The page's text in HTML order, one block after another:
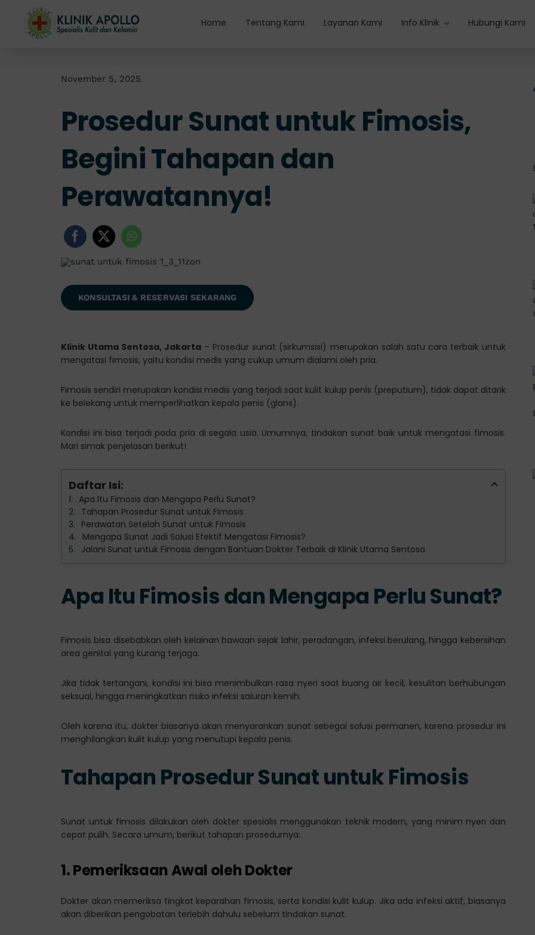
content
Home Tentang Kami Layanan Kami Info Klinik Hubungi Kami
November 5, 2025
Prosedur Sunat untuk Fimosis,
Begini Tahapan dan
Perawatannya!
KONSULTASI & RESERVASI SEKARANG
Klinik Utama Sentosa, Jakarta – Prosedur sunat (sirkumsisi) merupakan salah satu cara terbaik untuk
mengatasi fimosis, yaitu kondisi medis yang cukup umum dialami oleh pria.
Fimosis sendiri merupakan kondisi medis yang terjadi saat kulit kulup penis (preputium), tidak dapat ditarik
ke belekang untuk memperlihatkan kepala penis (glans).
Kondisi ini bisa terjadi pada pria di segala usia. Umumnya, tindakan sunat baik untuk mengatasi fimosis.
Mari simak penjelasan berikut!
Daftar Isi:
Apa Itu Fimosis dan Mengapa Perlu Sunat?
Tahapan Prosedur Sunat untuk Fimosis
Perawatan Setelah Sunat untuk Fimosis
Mengapa Sunat Jadi Solusi Efektif Mengatasi Fimosis?
Jalani Sunat untuk Fimosis dengan Bantuan Dokter Terbaik di Klinik Utama Sentosa
Apa Itu Fimosis dan Mengapa Perlu Sunat?
Fimosis bisa disebabkan oleh kelainan bawaan sejak lahir, peradangan, infeksi berulang, hingga kebersihan
area genital yang kurang terjaga.
Jika tidak tertangani, kondisi ini bisa menimbulkan rasa nyeri saat buang air kecil, kesulitan berhubungan
seksual, hingga meningkatkan risiko infeksi saluran kemih.
Oleh karena itu, dokter biasanya akan menyarankan sunat sebegai solusi permanen, karena prosedur ini
menghilangkan kulit kulup yang menutupi kepala penis.
Tahapan Prosedur Sunat untuk Fimosis
Sunat untuk fimosis dilakukan oleh dokter spesialis menggunakan teknik modern, yang minim nyeri dan
cepat pulih. Secara umum, berikut tahapan prosedurnya:
1. Pemeriksaan Awal oleh Dokter
Dokter akan memeriksa tingkat keparahan fimosis, serta kondisi kulit kulup. Jika ada infeksi aktif, biasanya
akan diberikan pengobatan terlebih dahulu sebelum tindakan sunat.